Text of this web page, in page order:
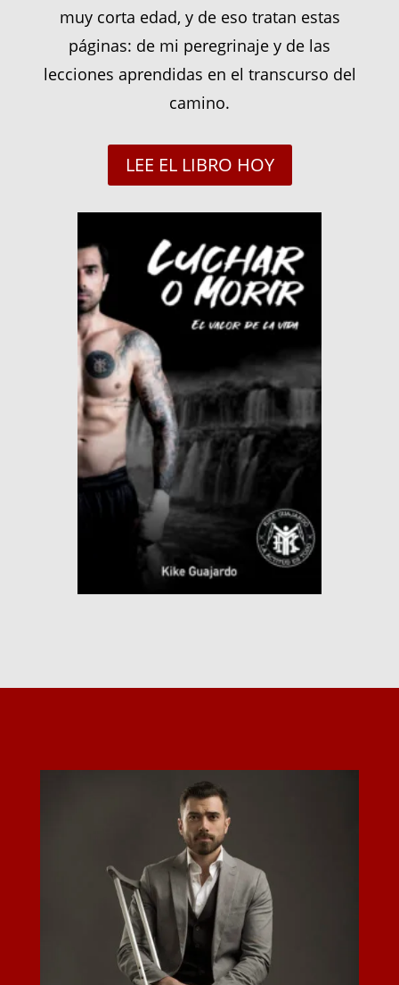
muy corta edad, y de eso tratan estas
páginas: de mi peregrinaje y de las
lecciones aprendidas en el transcurso del
camino.
LEE EL LIBRO HOY